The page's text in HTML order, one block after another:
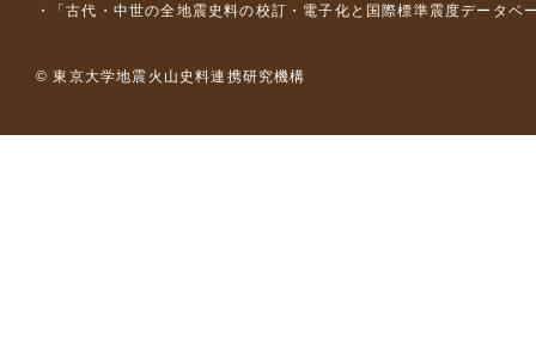
「古代・中世の全地震史料の校訂・電子化と国際標準震度データ
© 東京大学地震火山史料連携研究機構